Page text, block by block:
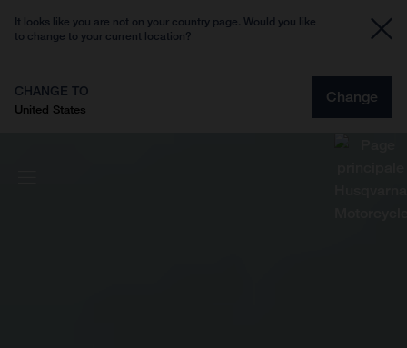
It looks like you are not on your country page. Would you like
to change to your current location?
CHANGE TO
United States
Change